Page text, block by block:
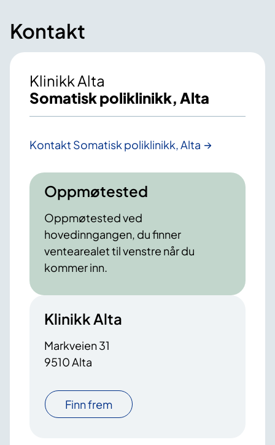
Kontakt
Klinikk Alta
Somatisk poliklinikk, Alta
Kontakt Somatisk poliklinikk, Alta
Oppmøtested
Oppmøtested ved
hovedinngangen, du finner
ventearealet til venstre når du
kommer inn.
Klinikk Alta
Markveien 31
9510 Alta
Finn frem